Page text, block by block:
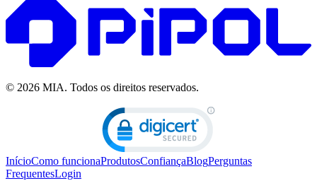
© 2026 MIA. Todos os direitos reservados.
InícioComo funcionaProdutosConfiançaBlogPerguntas
FrequentesLogin